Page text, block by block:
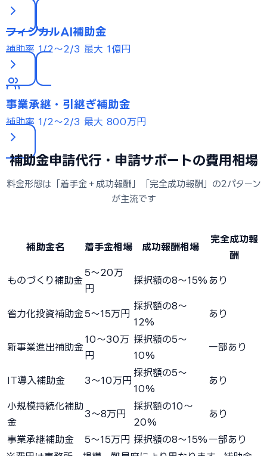
フィジカルAI補助金
補助率 1/2〜2/3 最大 1億円
事業承継・引継ぎ補助金
補助率 1/2〜2/3 最大 800万円
補助金申請代行・申請サポートの費用相場
料金形態は「着手金＋成功報酬」「完全成功報酬」の2パターン
が主流です
補助金名 着手金相場 成功報酬相場
完全成功報
酬
ものづくり補助金
5〜20万
円
採択額の8〜15% あり
省力化投資補助金5〜15万円
採択額の8〜
12%
あり
新事業進出補助金
10〜30万
円
採択額の5〜
10%
一部あり
IT導入補助金 3〜10万円
採択額の5〜
10%
あり
小規模持続化補助
金
3〜8万円
採択額の10〜
20%
あり
事業承継補助金 5〜15万円 採択額の8〜15% 一部あり